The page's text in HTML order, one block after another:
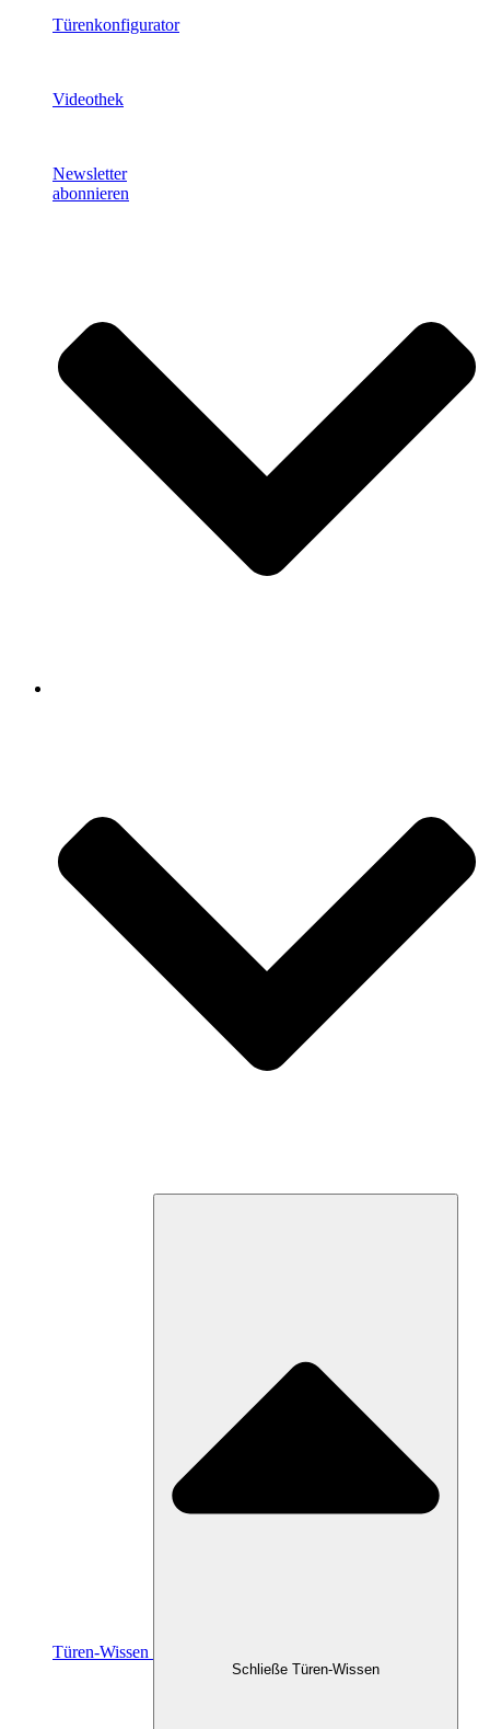
Türenkonfigurator
Videothek
Newsletter
abonnieren
Türen-Wissen
Schließe Türen-Wissen